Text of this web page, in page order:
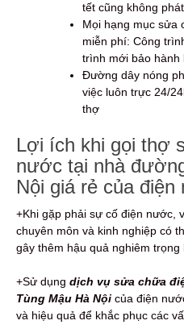
tết cũng không
Mọi hạng mục sửa
miễn phí: Công
trình mới bảo hành
Đường dây nóng
việc luôn trực 24/
thợ
Lợi ích khi gọi thợ
nước tại nhà
Nội giá rẻ của
+Khi gặp phải sự cố điện nước,
chuyên môn và kinh nghiệp có
gây thêm hậu quả nghiêm trọng
+Sử dụng dịch vụ sửa chữa
Tùng Mậu Hà Nội của điện
và hiệu quả để khắc phục các